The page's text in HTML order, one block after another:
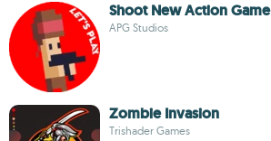
Shoot New Action Game
APG Studios
Zombie Invasion
Trishader Games